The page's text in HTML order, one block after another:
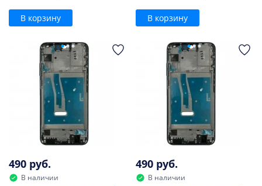
В корзину В корзину
490 руб.
В наличии
490 руб.
В наличии